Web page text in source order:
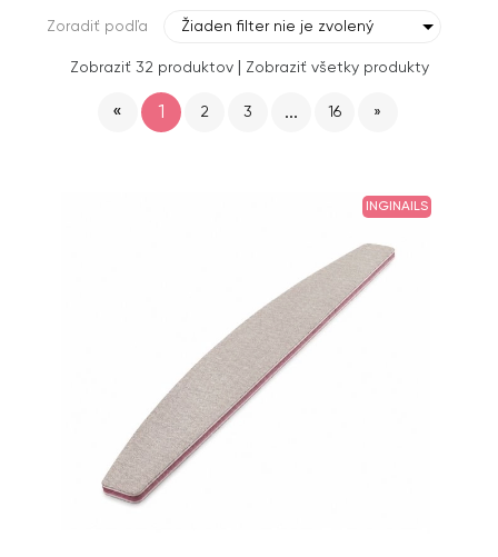
Zoradiť podľa Žiaden filter nie je zvolený
Zobraziť 32 produktov| Zobraziť všetky produkty
« 1 2 3 ... 16 »
INGINAILS